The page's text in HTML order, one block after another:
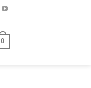
0